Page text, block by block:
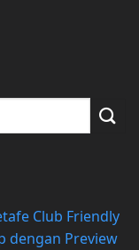
Club Friendly
dengan Preview